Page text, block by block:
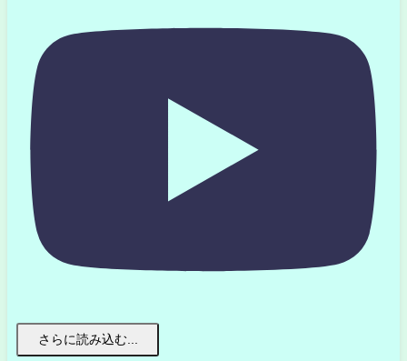
さらに読み込む...